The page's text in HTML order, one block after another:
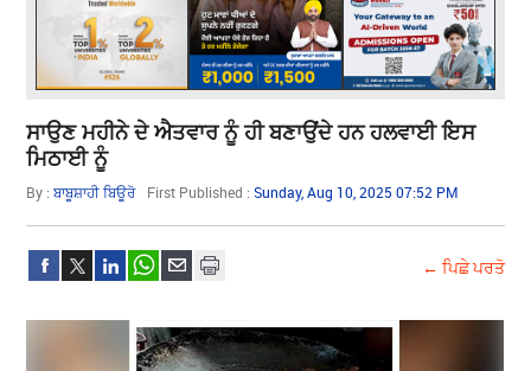
ਸਾਉਣ ਮਹੀਨੇ ਦੇ ਐਤਵਾਰ ਨੂੰ ਹੀ ਬਣਾਉਂਦੇ ਹਨ ਹਲਵਾਈ ਇਸ
ਮਿਠਾਈ ਨੂੰ
By :ਬਾਬੂਸ਼ਾਹੀ ਬਿਊਰੋ First Published :Sunday, Aug 10, 2025 07:52 PM
← ਪਿਛੇ ਪਰਤੋ